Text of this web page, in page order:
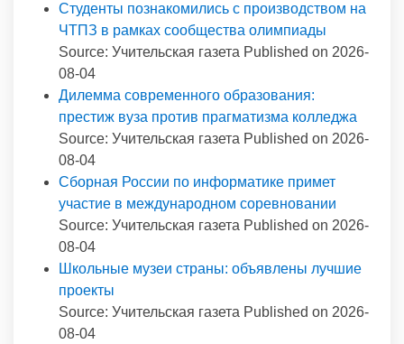
Студенты познакомились с производством на
ЧТПЗ в рамках сообщества олимпиады
Source: Учительская газета Published on 2026-
08-04
Дилемма современного образования:
престиж вуза против прагматизма колледжа
Source: Учительская газета Published on 2026-
08-04
Сборная России по информатике примет
участие в международном соревновании
Source: Учительская газета Published on 2026-
08-04
Школьные музеи страны: объявлены лучшие
проекты
Source: Учительская газета Published on 2026-
08-04